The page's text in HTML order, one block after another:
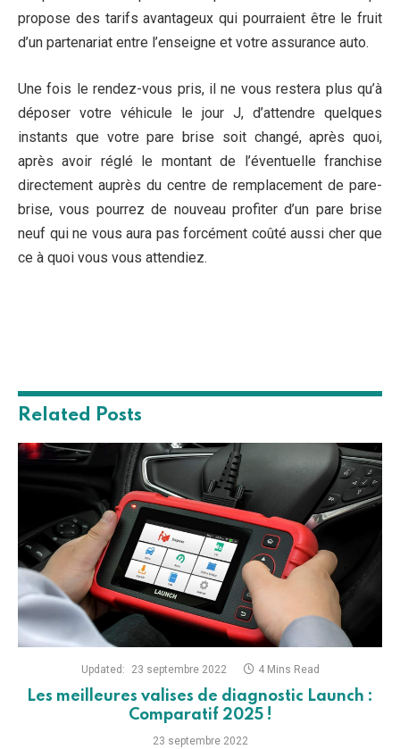
propose des tarifs avantageux qui pourraient être le fruit
d’un partenariat entre l’enseigne et votre assurance auto.
Une fois le rendez-vous pris, il ne vous restera plus qu’à
déposer votre véhicule le jour J, d’attendre quelques
instants que votre pare brise soit changé, après quoi,
après avoir réglé le montant de l’éventuelle franchise
directement auprès du centre de remplacement de pare-
brise, vous pourrez de nouveau profiter d’un pare brise
neuf qui ne vous aura pas forcément coûté aussi cher que
ce à quoi vous vous attendiez.
Related Posts
Updated: 23 septembre 2022 4 Mins Read
Les meilleures valises de diagnostic Launch :
Comparatif 2025 !
23 septembre 2022